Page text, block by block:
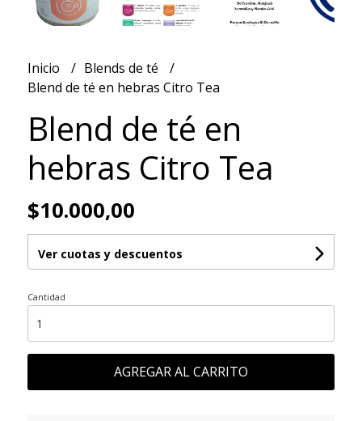
Inicio
Blends de té
Blend de té en hebras Citro Tea
Blend de té en
hebras Citro Tea
$10.000,00
Ver cuotas y descuentos
Cantidad
AGREGAR AL CARRITO